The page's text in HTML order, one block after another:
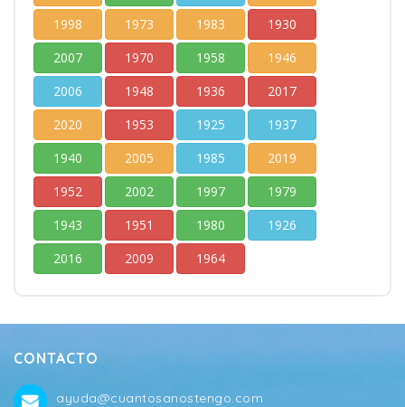
1998
1973 1983
1930
2007
1970 1958
1946
2006
1948 1936
2017
2020
1953 1925
1937
1940
2005 1985
2019
1952
2002 1997
1979
1943
1951 1980
1926
2016
2009 1964
CONTACTO
ayuda@cuantosanostengo.com